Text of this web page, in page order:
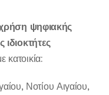
ψηφιακής
ιδιοκτήτες
Νοτίου Αιγαίου,